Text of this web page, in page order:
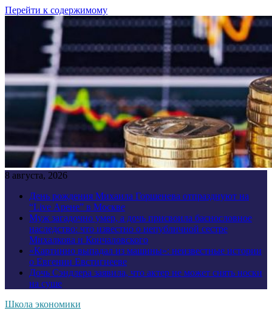
Перейти к содержимому
8 августа, 2026
День рождения Михаила Горшенева отпразднуют на
“Live Арене” в Москве
Муж загадочно умер, а дочь присвоила баснословное
наследство: что известно о непубличной сестре
Михалкова и Кончаловского
«Картинно выпадал из машины»: неизвестные истории
о Евгении Евстигнееве
Дочь Сэндлера заявила, что актер не может снять носки
на суше
Школа экономики